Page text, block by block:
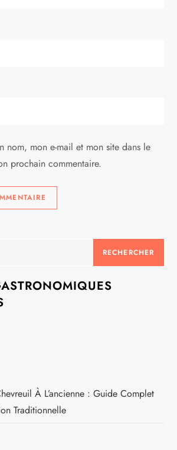
nom, mon e-mail et mon site dans le
prochain commentaire.
À L’ancienne : Guide Complet
Traditionnelle